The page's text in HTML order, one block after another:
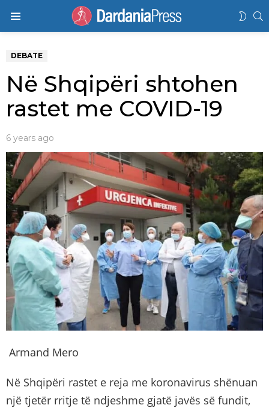
DEBATE
Në Shqipëri shtohen
rastet me COVID-19
6 years ago
Armand Mero
Në Shqipëri rastet e reja me koronavirus shënuan
një tjetër rritje të ndjeshme gjatë javës së fundit,